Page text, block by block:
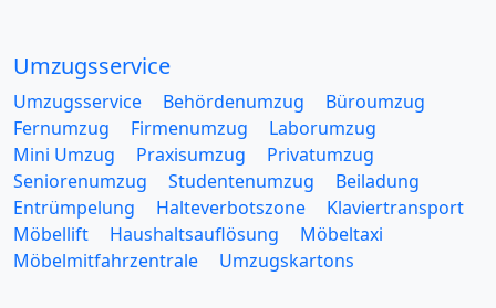
Umzugsservice
Umzugsservice Behördenumzug
Büroumzug
Fernumzug
Firmenumzug
Laborumzug
Mini Umzug
Praxisumzug
Privatumzug
Seniorenumzug
Studentenumzug
Beiladung
Entrümpelung
Halteverbotszone
Klaviertransport
Möbellift
Haushaltsauflösung
Möbeltaxi
Möbelmitfahrzentrale
Umzugskartons